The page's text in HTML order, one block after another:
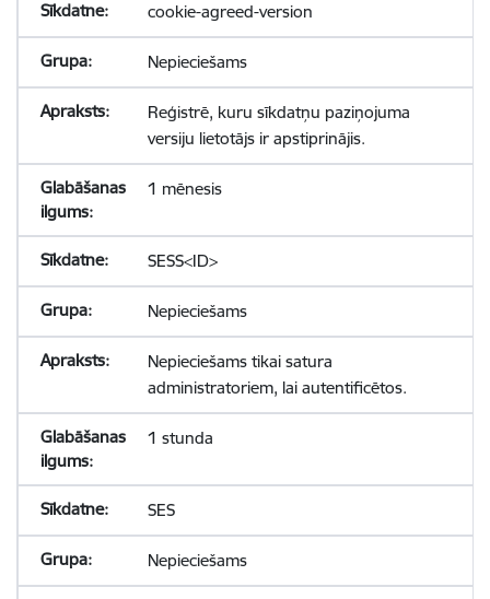
cookie-agreed-version
Nepieciešams
Reģistrē, kuru sīkdatņu paziņojuma
versiju lietotājs ir apstiprinājis.
1 mēnesis
SESS<ID>
Nepieciešams
Nepieciešams tikai satura
administratoriem, lai autentificētos.
1 stunda
SES
Nepieciešams